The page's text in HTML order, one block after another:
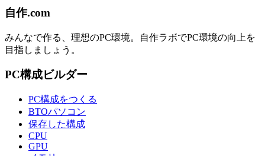
自作.com
みんなで作る、理想のPC環境。 自作ラボでPC環境の向上を
目指しましょう。
PC構成ビルダー
PC構成をつくる
BTOパソコン
保存した構成
CPU
GPU